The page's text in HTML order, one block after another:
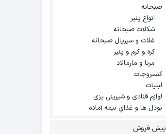
صبحانه
انواع پنیر
شکلات صبحانه
غلات و سیریال صبحانه
کره و کرم و پنیر
مربا و مارمالاد
کنسروجات
لبنیات
لوازم قنادی و شیرینی پزی
نودل ها و غذاي نيمه آماده
پیش فروش